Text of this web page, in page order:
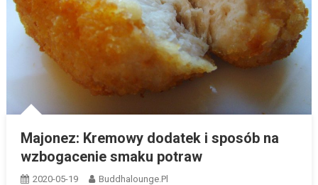
Majonez: Kremowy dodatek i sposób na
wzbogacenie smaku potraw
2020-05-19 Buddhalounge.pl